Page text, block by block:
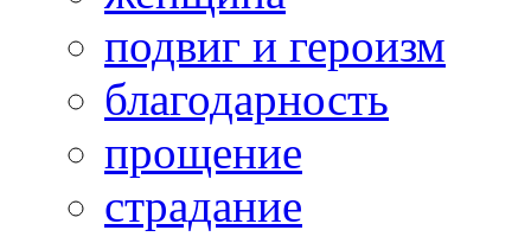
подвиг и героизм
благодарность
прощение
страдание